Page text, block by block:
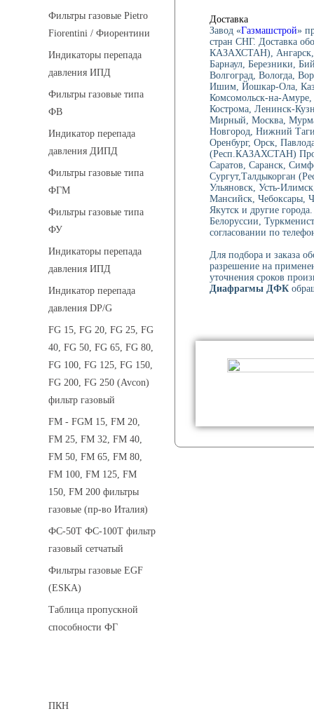
Фильтры газовые Pietro
Fiorentini / Фиорентини
Индикаторы перепада
давления ИПД
Фильтры газовые типа
ФВ
Индикатор перепада
давления ДИПД
Фильтры газовые типа
ФГМ
Фильтры газовые типа
ФУ
Индикаторы перепада
давления ИПД
Индикатор перепада
давления DP/G
FG 15, FG 20, FG 25, FG
40, FG 50, FG 65, FG 80,
FG 100, FG 125, FG 150,
FG 200, FG 250 (Avcon)
фильтр газовый
FM - FGM 15, FM 20,
FM 25, FM 32, FM 40,
FM 50, FM 65, FM 80,
FM 100, FM 125, FM
150, FM 200 фильтры
газовые (пр-во Италия)
ФС-50Т ФС-100Т фильтр
газовый сетчатый
Фильтры газовые EGF
(ESKA)
Таблица пропускной
способности ФГ
ПКН
Доставка
Завод «Газмашстрой»
стран СНГ. Доставка
КАЗАХСТАН), Ангарск,
Барнаул, Березники,
Волгоград, Вологда,
Ишим, Йошкар-Ола,
Комсомольск-на-
Кострома, Ленинск-
Мирный, Москва,
Новгород, Нижний
Оренбург, Орск,
(Респ.КАЗАХСТАН)
Саратов, Саранск,
Сургут,Талдыкорган
Ульяновск, Усть-
Мансийск, Чебоксары,
Якутск и другие
Белоруссии,
согласовании по
Для подбора и заказа
разрешение на
уточнения сроков
Диафрагмы ДФК